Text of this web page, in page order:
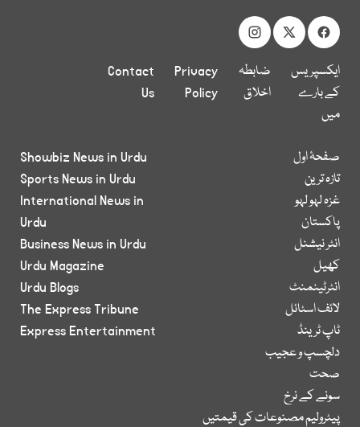
ایکسپریس
کے بارے
میں
ضابطہ
اخلاق
Privacy
Policy
Contact
Us
صفحۂ اول
تازہ ترین
غزہ لہو لہو
پاکستان
انٹر نیشنل
کھیل
انٹرٹینمنٹ
لائف اسٹائل
ٹاپ ٹرینڈ
دلچسپ و عجیب
صحت
سونے کے نرخ
پیٹرولیم مصنوعات کی قیمتیں
Showbiz News in Urdu
Sports News in Urdu
International News in
Urdu
Business News in Urdu
Urdu Magazine
Urdu Blogs
The Express Tribune
Express Entertainment